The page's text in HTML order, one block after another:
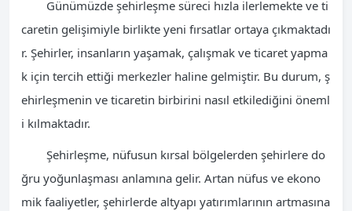
Günümüzde şehirleşme süreci hızla ilerlemekte ve ti
caretin gelişimiyle birlikte yeni fırsatlar ortaya çıkmaktadı
r. Şehirler, insanların yaşamak, çalışmak ve ticaret yapma
k için tercih ettiği merkezler haline gelmiştir. Bu durum, ş
ehirleşmenin ve ticaretin birbirini nasıl etkilediğini öneml
i kılmaktadır.
Şehirleşme, nüfusun kırsal bölgelerden şehirlere do
ğru yoğunlaşması anlamına gelir. Artan nüfus ve ekono
mik faaliyetler, şehirlerde altyapı yatırımlarının artmasına